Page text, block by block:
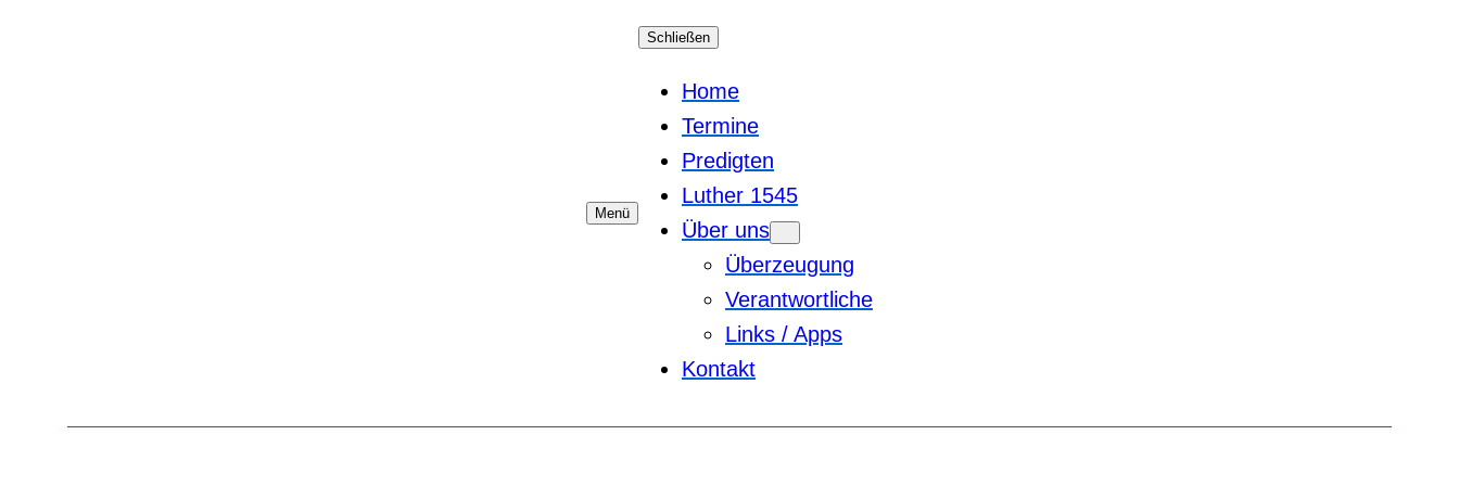
Menü
Schließen
Home
Termine
Predigten
Luther 1545
Über uns
Überzeugung
Verantwortliche
Links / Apps
Kontakt